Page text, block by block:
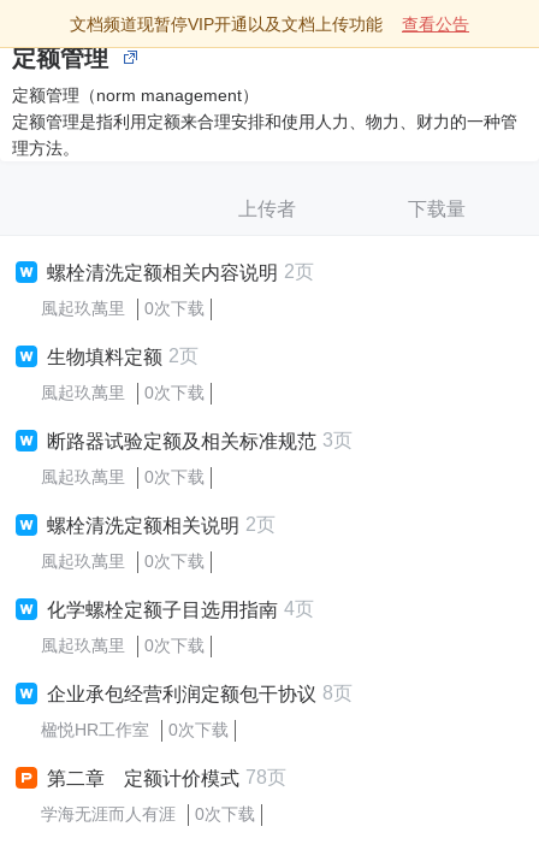
文档频道现暂停VIP开通以及文档上传功能 查看公告
定额管理
定额管理（norm management）
定额管理是指利用定额来合理安排和使用人力、物力、财力的一种管
理方法。
上传者 下载量
螺栓清洗定额相关内容说明 2页
風起玖萬里 0次下载
生物填料定额 2页
風起玖萬里 0次下载
断路器试验定额及相关标准规范 3页
風起玖萬里 0次下载
螺栓清洗定额相关说明 2页
風起玖萬里 0次下载
化学螺栓定额子目选用指南 4页
風起玖萬里 0次下载
企业承包经营利润定额包干协议 8页
楹悦HR工作室 0次下载
第二章 定额计价模式 78页
学海无涯而人有涯 0次下载